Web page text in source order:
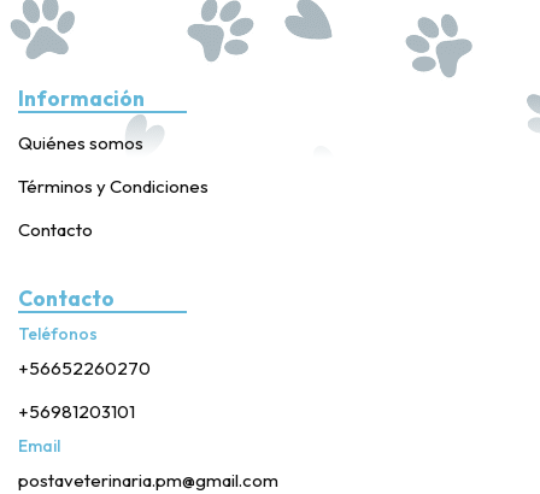
Información
Quiénes somos
Términos y Condiciones
Contacto
Contacto
Teléfonos
+56652260270
+56981203101
Email
postaveterinaria.pm@gmail.com